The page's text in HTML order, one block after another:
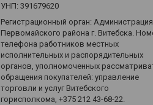
УНП: 391679620
Регистрационный орган: Администрация
Первомайского района г. Витебска.
телефона работников местных
исполнительных и распорядительных
органов, уполномоченных
обращения покупателей: управление
торговли и услуг Витебского
горисполкома, +375 212 43-68-22.